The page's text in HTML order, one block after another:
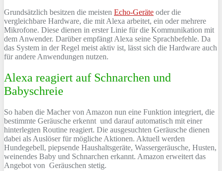
Grundsätzlich besitzen die meisten Echo-Geräte oder die
vergleichbare Hardware, die mit Alexa arbeitet, ein oder mehrere
Mikrofone. Diese dienen in erster Linie für die Kommunikation mit
dem Anwender. Darüber empfängt Alexa seine Sprachbefehle. Da
das System in der Regel meist aktiv ist, lässt sich die Hardware auch
für andere Anwendungen nutzen.
Alexa reagiert auf Schnarchen und
Babyschreie
So haben die Macher von Amazon nun eine Funktion integriert, die
bestimmte Geräusche erkennt und darauf automatisch mit einer
hinterlegten Routine reagiert. Die ausgesuchten Geräusche dienen
dabei als Auslöser für mögliche Aktionen. Aktuell werden
Hundegebell, piepsende Haushaltsgeräte, Wassergeräusche, Husten,
weinendes Baby und Schnarchen erkannt. Amazon erweitert das
Angebot von Geräuschen stetig.